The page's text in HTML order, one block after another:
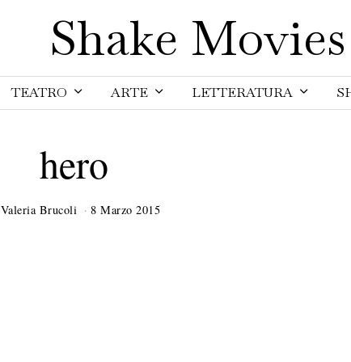
Shake Movies
TEATRO ARTE LETTERATURA
hero
Valeria Brucoli 8 Marzo 2015